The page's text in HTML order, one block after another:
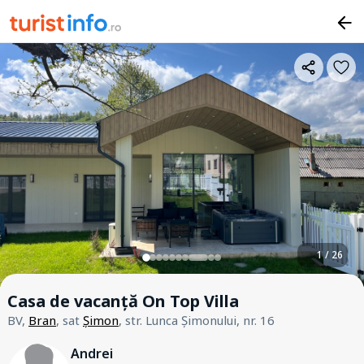
1 / 26
Casa de vacanță On Top Villa
BV, Bran, sat Șimon, str. Lunca Șimonului, nr. 16
Andrei